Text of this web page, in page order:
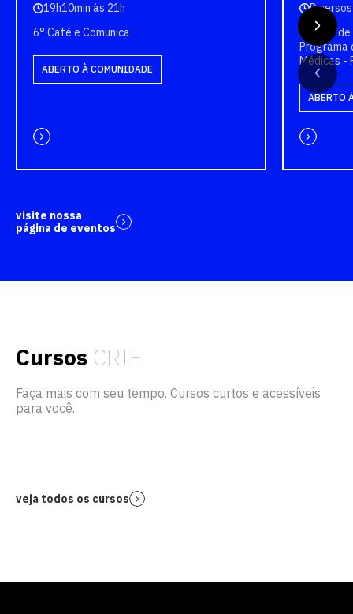
19h10min às 21h
6° Café e Comunica
ABERTO À COMUNIDADE
Bancas
Programa
Médicas -
ABERTO
visite nossa
página de eventos
Cursos CRIE
Faça mais com seu tempo. Cursos curtos e acessíveis
para você.
veja todos os cursos